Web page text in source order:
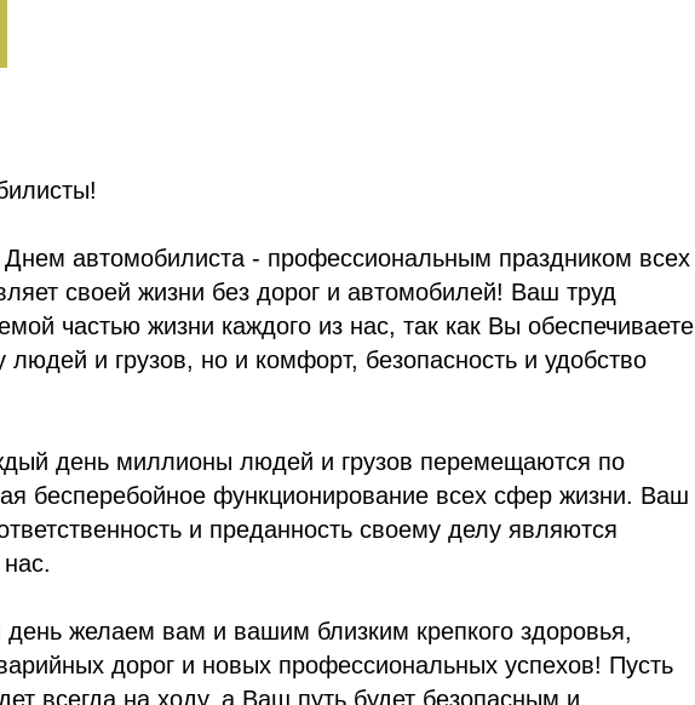
автомобилиста - профессиональным праздником всех
своей жизни без дорог и автомобилей! Ваш труд
частью жизни каждого из нас, так как Вы обеспечиваете
людей и грузов, но и комфорт, безопасность и удобство
день миллионы людей и грузов перемещаются по
бесперебойное функционирование всех сфер жизни. Ваш
и преданность своему делу являются
день желаем вам и вашим близким крепкого здоровья,
дорог и новых профессиональных успехов! Пусть
всегда на ходу, а Ваш путь будет безопасным и